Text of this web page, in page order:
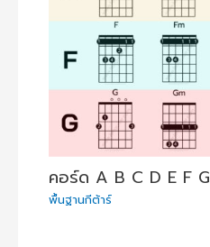
คอร์ด A B C D E F G
พื้นฐานกีต้าร์